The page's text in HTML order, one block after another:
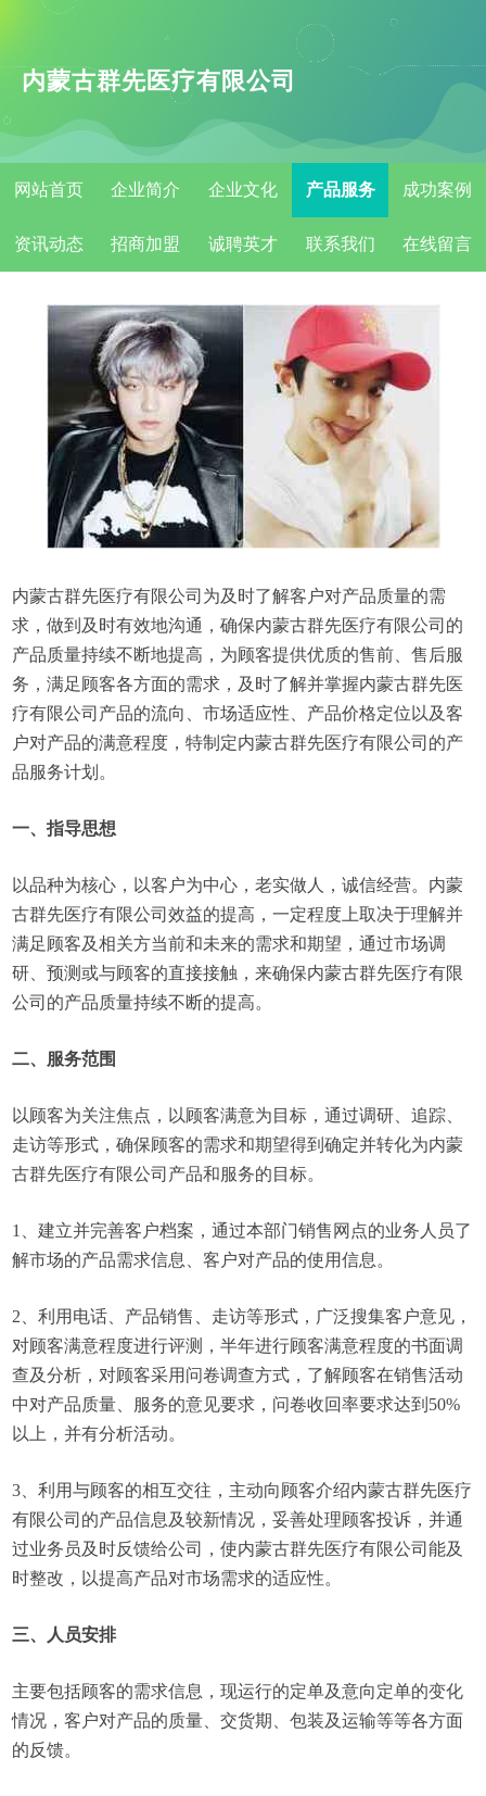
内蒙古群先医疗有限公司
网站首页 企业简介 企业文化 产品服务 成功案例
资讯动态 招商加盟 诚聘英才 联系我们 在线留言
内蒙古群先医疗有限公司为及时了解客户对产品质量的需
求，做到及时有效地沟通，确保内蒙古群先医疗有限公司的
产品质量持续不断地提高，为顾客提供优质的售前、售后服
务，满足顾客各方面的需求，及时了解并掌握内蒙古群先医
疗有限公司产品的流向、市场适应性、产品价格定位以及客
户对产品的满意程度，特制定内蒙古群先医疗有限公司的产
品服务计划。
一、指导思想
以品种为核心，以客户为中心，老实做人，诚信经营。内蒙
古群先医疗有限公司效益的提高，一定程度上取决于理解并
满足顾客及相关方当前和未来的需求和期望，通过市场调
研、预测或与顾客的直接接触，来确保内蒙古群先医疗有限
公司的产品质量持续不断的提高。
二、服务范围
以顾客为关注焦点，以顾客满意为目标，通过调研、追踪、
走访等形式，确保顾客的需求和期望得到确定并转化为内蒙
古群先医疗有限公司产品和服务的目标。
1、建立并完善客户档案，通过本部门销售网点的业务人员了
解市场的产品需求信息、客户对产品的使用信息。
2、利用电话、产品销售、走访等形式，广泛搜集客户意见，
对顾客满意程度进行评测，半年进行顾客满意程度的书面调
查及分析，对顾客采用问卷调查方式，了解顾客在销售活动
中对产品质量、服务的意见要求，问卷收回率要求达到50%
以上，并有分析活动。
3、利用与顾客的相互交往，主动向顾客介绍内蒙古群先医疗
有限公司的产品信息及较新情况，妥善处理顾客投诉，并通
过业务员及时反馈给公司，使内蒙古群先医疗有限公司能及
时整改，以提高产品对市场需求的适应性。
三、人员安排
主要包括顾客的需求信息，现运行的定单及意向定单的变化
情况，客户对产品的质量、交货期、包装及运输等等各方面
的反馈。